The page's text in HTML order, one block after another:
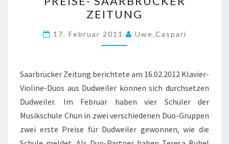
GEWINNEN
1.
PREISE-
SAARBRÜCKER
ZEITUNG
17. Februar 2011 Uwe.caspari
Saarbrücker Zeitung berichtete am 16.02.2012 Klavier-
Violine-Duos aus Dudweiler können sich durchsetzen
Dudweiler. Im Februar haben vier Schüler der
Musikschule Chun in zwei verschiedenen Duo-Gruppen
zwei erste Preise für Dudweiler gewonnen, wie die